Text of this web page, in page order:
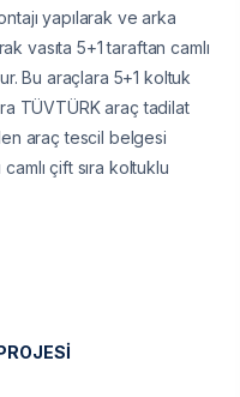
yapılarak ve arka
vasıta 5+1 taraftan camlı
Bu araçlara 5+1 koltuk
TÜVTÜRK araç tadilat
araç tescil belgesi
çift sıra koltuklu